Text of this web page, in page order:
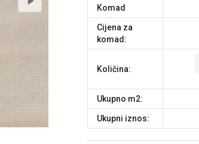
komad
Cijena za
komad:
Količina:
Ukupno m2:
Ukupni iznos: